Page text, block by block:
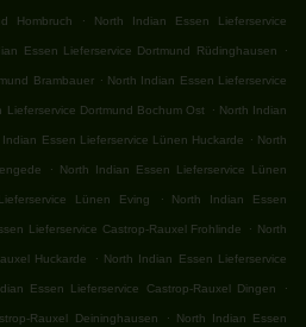
Hombruch . North Indian Essen Lieferservice
Essen Lieferservice Dortmund Rüdinghausen .
Brambauer . North Indian Essen Lieferservice
Lieferservice Dortmund Bochum Ost . North Indian
Indian Essen Lieferservice Lünen Huckarde . North
. North Indian Essen Lieferservice Lünen
Lünen Eving . North Indian Essen
Lieferservice Castrop-Rauxel Frohlinde . North
Huckarde . North Indian Essen Lieferservice
Essen Lieferservice Castrop-Rauxel Dingen .
Rauxel Deininghausen . North Indian Essen